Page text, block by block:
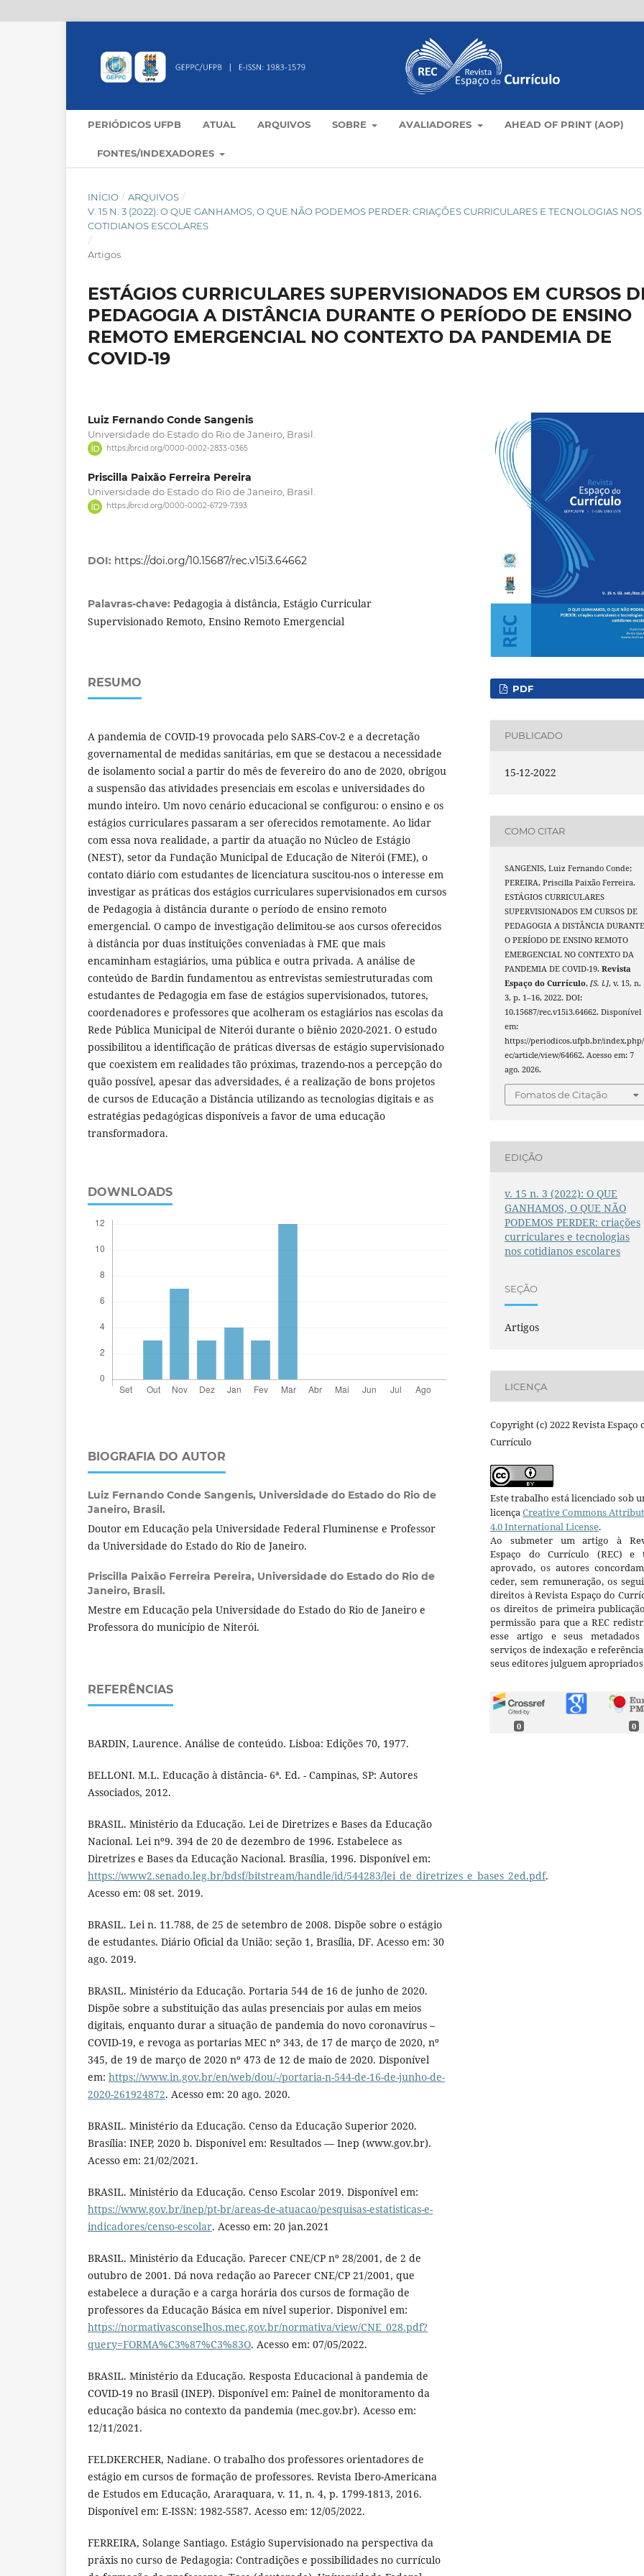
PERIÓDICOS UFPB ATUAL ARQUIVOS SOBRE AVALIADORES AHEAD OF PRINT (AOP)
FONTES/INDEXADORES
INÍCIO / ARQUIVOS /
V. 15 N. 3 (2022): O QUE GANHAMOS, O QUE NÃO PODEMOS PERDER: CRIAÇÕES CURRICULARES E TECNOLOGIAS NOS
COTIDIANOS ESCOLARES
/
Artigos
ESTÁGIOS CURRICULARES SUPERVISIONADOS EM CURSOS
PEDAGOGIA A DISTÂNCIA DURANTE O PERÍODO DE ENSINO
REMOTO EMERGENCIAL NO CONTEXTO DA PANDEMIA DE
COVID-19
Luiz Fernando Conde Sangenis
Universidade do Estado do Rio de Janeiro, Brasil.
https://orcid.org/0000-0002-2833-0365
Priscilla Paixão Ferreira Pereira
Universidade do Estado do Rio de Janeiro, Brasil.
https://orcid.org/0000-0002-6729-7393
DOI: https://doi.org/10.15687/rec.v15i3.64662
Palavras-chave: Pedagogia à distância, Estágio Curricular
Supervisionado Remoto, Ensino Remoto Emergencial
RESUMO
A pandemia de COVID-19 provocada pelo SARS-Cov-2 e a decretação
governamental de medidas sanitárias, em que se destacou a necessidade
de isolamento social a partir do mês de fevereiro do ano de 2020, obrigou
a suspensão das atividades presenciais em escolas e universidades do
mundo inteiro. Um novo cenário educacional se configurou: o ensino e os
estágios curriculares passaram a ser oferecidos remotamente. Ao lidar
com essa nova realidade, a partir da atuação no Núcleo de Estágio
(NEST), setor da Fundação Municipal de Educação de Niterói (FME), o
contato diário com estudantes de licenciatura suscitou-nos o interesse em
investigar as práticas dos estágios curriculares supervisionados em cursos
de Pedagogia à distância durante o período de ensino remoto
emergencial. O campo de investigação delimitou-se aos cursos oferecidos
à distância por duas instituições conveniadas à FME que mais
encaminham estagiários, uma pública e outra privada. A análise de
conteúdo de Bardin fundamentou as entrevistas semiestruturadas com
estudantes de Pedagogia em fase de estágios supervisionados, tutores,
coordenadores e professores que acolheram os estagiários nas escolas da
Rede Pública Municipal de Niterói durante o biênio 2020-2021. O estudo
possibilitou a identificação de práticas diversas de estágio supervisionado
que coexistem em realidades tão próximas, trazendo-nos a percepção do
quão possível, apesar das adversidades, é a realização de bons projetos
de cursos de Educação a Distância utilizando as tecnologias digitais e as
estratégias pedagógicas disponíveis a favor de uma educação
transformadora.
DOWNLOADS
BIOGRAFIA DO AUTOR
Luiz Fernando Conde Sangenis, Universidade do Estado do Rio de
Janeiro, Brasil.
Doutor em Educação pela Universidade Federal Fluminense e Professor
da Universidade do Estado do Rio de Janeiro.
Priscilla Paixão Ferreira Pereira, Universidade do Estado do Rio de
Janeiro, Brasil.
Mestre em Educação pela Universidade do Estado do Rio de Janeiro e
Professora do município de Niterói.
REFERÊNCIAS
BARDIN, Laurence. Análise de conteúdo. Lisboa: Edições 70, 1977.
BELLONI. M.L. Educação à distância- 6ª. Ed. - Campinas, SP: Autores
Associados, 2012.
BRASIL. Ministério da Educação. Lei de Diretrizes e Bases da Educação
Nacional. Lei nº9. 394 de 20 de dezembro de 1996. Estabelece as
Diretrizes e Bases da Educação Nacional. Brasília, 1996. Disponível em:
https://www2.senado.leg.br/bdsf/bitstream/handle/id/544283/lei_de_diretrizes_e_bases_2ed.pdf.
Acesso em: 08 set. 2019.
BRASIL. Lei n. 11.788, de 25 de setembro de 2008. Dispõe sobre o estágio
de estudantes. Diário Oficial da União: seção 1, Brasília, DF. Acesso em: 30
ago. 2019.
BRASIL. Ministério da Educação. Portaria 544 de 16 de junho de 2020.
Dispõe sobre a substituição das aulas presenciais por aulas em meios
digitais, enquanto durar a situação de pandemia do novo coronavírus –
COVID-19, e revoga as portarias MEC nº 343, de 17 de março de 2020, nº
345, de 19 de março de 2020 nº 473 de 12 de maio de 2020. Disponível
em: https://www.in.gov.br/en/web/dou/-/portaria-n-544-de-16-de-junho-de-
2020-261924872. Acesso em: 20 ago. 2020.
BRASIL. Ministério da Educação. Censo da Educação Superior 2020.
Brasília: INEP, 2020 b. Disponível em: Resultados — Inep (www.gov.br).
Acesso em: 21/02/2021.
BRASIL. Ministério da Educação. Censo Escolar 2019. Disponível em:
https://www.gov.br/inep/pt-br/areas-de-atuacao/pesquisas-estatisticas-e-
indicadores/censo-escolar. Acesso em: 20 jan.2021
BRASIL. Ministério da Educação. Parecer CNE/CP nº 28/2001, de 2 de
outubro de 2001. Dá nova redação ao Parecer CNE/CP 21/2001, que
estabelece a duração e a carga horária dos cursos de formação de
professores da Educação Básica em nível superior. Disponível em:
https://normativasconselhos.mec.gov.br/normativa/view/CNE_028.pdf?
query=FORMA%C3%87%C3%83O. Acesso em: 07/05/2022.
BRASIL. Ministério da Educação. Resposta Educacional à pandemia de
COVID-19 no Brasil (INEP). Disponível em: Painel de monitoramento da
educação básica no contexto da pandemia (mec.gov.br). Acesso em:
12/11/2021.
FELDKERCHER, Nadiane. O trabalho dos professores orientadores de
estágio em cursos de formação de professores. Revista Ibero-Americana
de Estudos em Educação, Araraquara, v. 11, n. 4, p. 1799-1813, 2016.
Disponível em: E-ISSN: 1982-5587. Acesso em: 12/05/2022.
FERREIRA, Solange Santiago. Estágio Supervisionado na perspectiva da
práxis no curso de Pedagogia: Contradições e possibilidades no currículo
PDF
PUBLICADO
15-12-2022
COMO CITAR
SANGENIS, Luiz Fernando Conde;
PEREIRA, Priscilla Paixão Ferreira.
ESTÁGIOS CURRICULARES
SUPERVISIONADOS EM CURSOS DE
PEDAGOGIA A DISTÂNCIA DURANTE
O PERÍODO DE ENSINO REMOTO
EMERGENCIAL NO CONTEXTO DA
PANDEMIA DE COVID-19.Revista
Espaço do Currículo,[S. l.], v. 15, n.
3, p. 1–16, 2022. DOI:
10.15687/rec.v15i3.64662. Disponível
em:
https://periodicos.ufpb.br/
ec/article/view/64662. Acesso em: 7
ago. 2026.
Fomatos de Citação
EDIÇÃO
v. 15 n. 3 (2022): O QUE
GANHAMOS, O QUE NÃO
PODEMOS PERDER: criações
curriculares e tecnologias
nos cotidianos escolares
SEÇÃO
Artigos
LICENÇA
Copyright (c) 2022 Revista Espaço
Currículo
Este trabalho está licenciado sob
licençaCreative Commons
4.0 International License.
Ao submeter um artigo à
Espaço do Currículo (REC) e
aprovado, os autores
ceder, sem remuneração, os
direitos à Revista Espaço do
os direitos de primeira
permissão para que a REC
esse artigo e seus metadados
serviços de indexação e
seus editores julguem
0 0